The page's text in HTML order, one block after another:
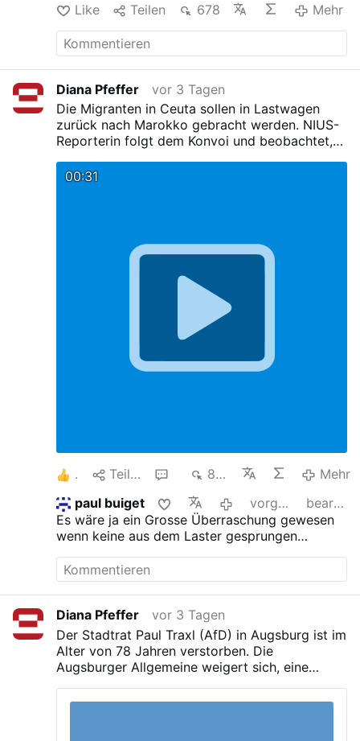
Like Teilen 678 Mehr
Diana Pfeffer
vor 3 Tagen
Die Migranten in Ceuta sollen in Lastwagen
zurück nach Marokko gebracht werden. NIUS-
Reporterin folgt dem Konvoi und beobachtet,
Während der Fahrt springen dann aber mehrere
00:31
1 Teilen 839
Mehr
paul buiget
vorgestern
bearbeitet
Es wäre ja ein Grosse Überraschung gewesen
wenn keine aus dem Laster gesprungen
Nius -Reporterin zur Grenze gefahren werden..
Diana Pfeffer
vor 3 Tagen
Der Stadtrat Paul Traxl (AfD) in Augsburg ist im
Alter von 78 Jahren verstorben. Die
Augsburger Allgemeine weigert sich, eine
sofort posthum Dreck hinterher. (aus dem TG-